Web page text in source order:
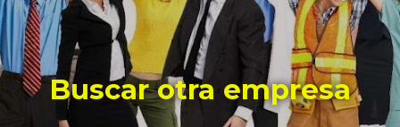
Buscar otra empresa